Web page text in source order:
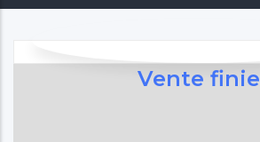
Vente finie